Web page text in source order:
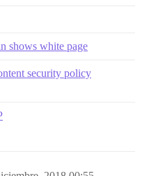
shows white page
security policy